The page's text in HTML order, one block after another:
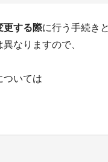
更する際に行う手続き
なりますので、
ついては